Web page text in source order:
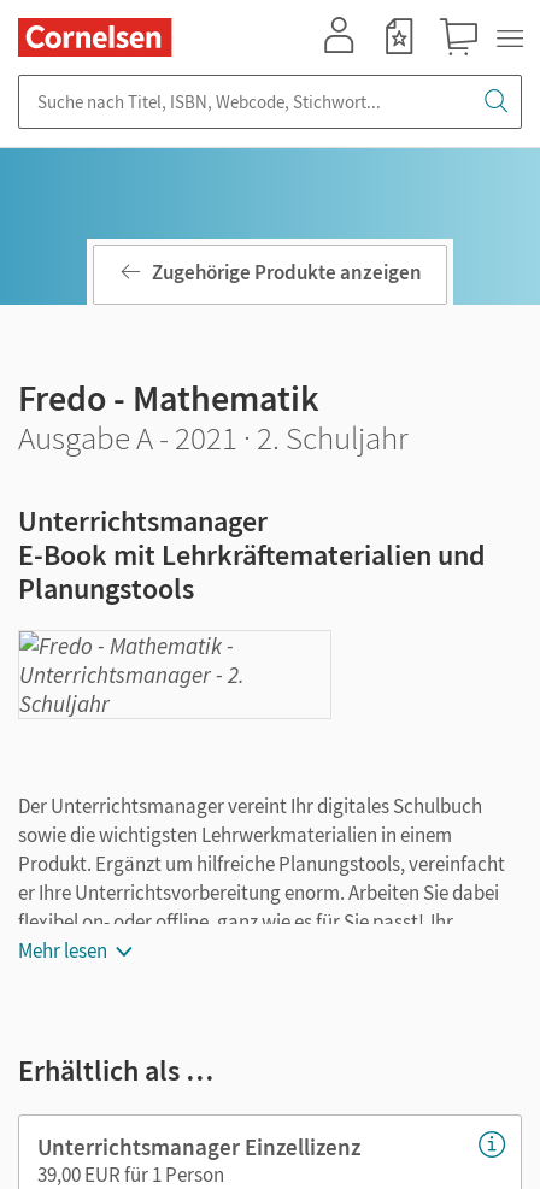
Zugehörige Produkte anzeigen
Fredo - Mathematik
Ausgabe A - 2021 · 2. Schuljahr
Unterrichtsmanager
E-Book mit Lehrkräftematerialien und
Planungstools
Der Unterrichtsmanager vereint Ihr digitales Schulbuch
sowie die wichtigsten Lehrwerkmaterialien in einem
Produkt. Ergänzt um hilfreiche Planungstools, vereinfacht
er Ihre Unterrichtsvorbereitung enorm. Arbeiten Sie dabei
flexibel on- oder offline, ganz wie es für Sie passt! Ihr
Unterrichtsmanager enthält:
didaktische Informationen und Unterrichtsideen
Seiten des Arbeitshefts und des Förderhefts zur
Ansicht
Mehr lesen
Erhältlich als …
Unterrichtsmanager Einzellizenz
39,00 EUR für 1 Person